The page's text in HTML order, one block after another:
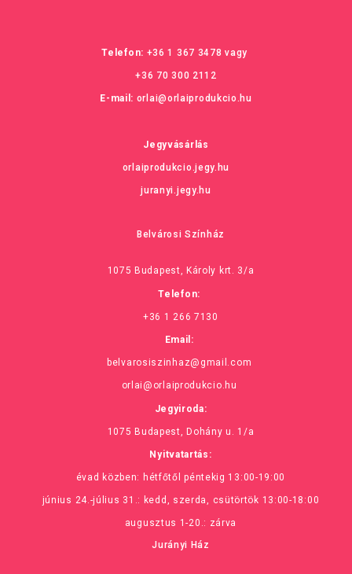
Telefon: +36 1 367 3478 vagy
+36 70 300 2112
E-mail: orlai@orlaiprodukcio.hu
Jegyvásárlás
orlaiprodukcio.jegy.hu
juranyi.jegy.hu
Belvárosi Színház
1075 Budapest, Károly krt. 3/a
Telefon:
+36 1 266 7130
Email:
belvarosiszinhaz@gmail.com
orlai@orlaiprodukcio.hu
Jegyiroda:
1075 Budapest, Dohány u. 1/a
Nyitvatartás:
évad közben: hétfőtől péntekig 13:00-19:00
június 24.-július 31.: kedd, szerda, csütörtök 13:00-18:00
augusztus 1-20.: zárva
Jurányi Ház